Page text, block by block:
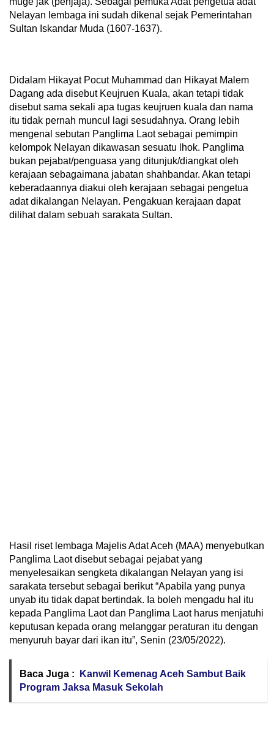
Nelayan lembaga ini sudah dikenal sejak Pemerintahan
Sultan Iskandar Muda (1607-1637).
Didalam Hikayat Pocut Muhammad dan Hikayat Malem
Dagang ada disebut Keujruen Kuala, akan tetapi tidak
disebut sama sekali apa tugas keujruen kuala dan nama
itu tidak pernah muncul lagi sesudahnya. Orang lebih
mengenal sebutan Panglima Laot sebagai pemimpin
kelompok Nelayan dikawasan sesuatu lhok. Panglima
bukan pejabat/penguasa yang ditunjuk/diangkat oleh
kerajaan sebagaimana jabatan shahbandar. Akan tetapi
keberadaannya diakui oleh kerajaan sebagai pengetua
adat dikalangan Nelayan. Pengakuan kerajaan dapat
dilihat dalam sebuah sarakata Sultan.
Hasil riset lembaga Majelis Adat Aceh (MAA) menyebutkan
Panglima Laot disebut sebagai pejabat yang
menyelesaikan sengketa dikalangan Nelayan yang isi
sarakata tersebut sebagai berikut “Apabila yang punya
unyab itu tidak dapat bertindak. Ia boleh mengadu hal itu
kepada Panglima Laot dan Panglima Laot harus menjatuhi
keputusan kepada orang melanggar peraturan itu dengan
menyuruh bayar dari ikan itu”, Senin (23/05/2022).
Baca Juga :
Kanwil Kemenag Aceh Sambut Baik
Program Jaksa Masuk Sekolah